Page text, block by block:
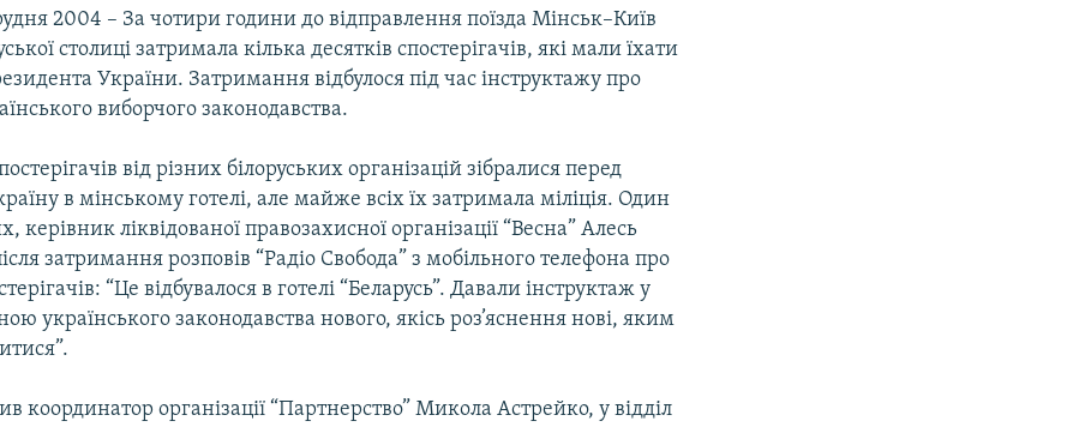
2004 – За чотири години до відправлення поїзда Мінськ–Київ
столиці затримала кілька десятків спостерігачів, які мали їхати
України. Затримання відбулося під час інструктажу про
виборчого законодавства.
від різних білоруських організацій зібралися перед
в мінському готелі, але майже всіх їх затримала міліція. Один
керівник ліквідованої правозахисної організації “Весна” Алесь
затримання розповів “Радіо Свобода” з мобільного телефона про
“Це відбувалося в готелі “Беларусь”. Давали інструктаж у
українського законодавства нового, якісь роз’яснення нові, яким
координатор організації “Партнерство” Микола Астрейко, у відділ